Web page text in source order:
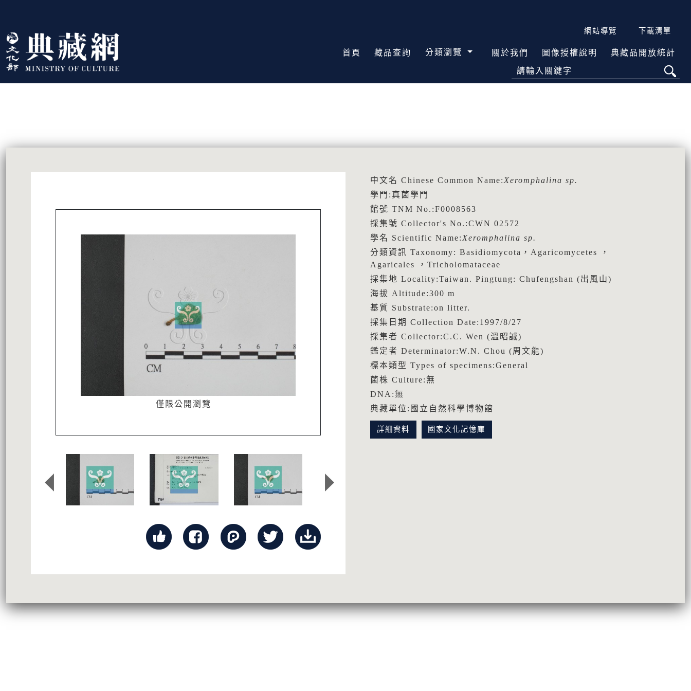
:::
網站導覽 下載清單
首頁 藏品查詢 分類瀏覽 關於我們 圖像授權說明 典藏品開放統計
請輸入關鍵字
僅限公開瀏覽
中文名 Chinese Common Name: Xeromphalina sp.
學門:真菌學門
館號 TNM No.:F0008563
採集號 Collector's No.:CWN 02572
學名 Scientific Name: Xeromphalina sp.
分類資訊 Taxonomy: Basidiomycota，Agaricomycetes ，
Agaricales ，Tricholomataceae
採集地 Locality:Taiwan. Pingtung: Chufengshan (出風山)
海拔 Altitude:300 m
基質 Substrate:on litter.
採集日期 Collection Date:1997/8/27
採集者 Collector:C.C. Wen (溫昭誠)
鑑定者 Determinator:W.N. Chou (周文能)
標本類型 Types of specimens:General
菌株 Culture:無
DNA:無
典藏單位:國立自然科學博物館
詳細資料 國家文化記憶庫